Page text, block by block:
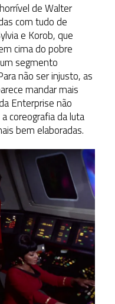
de Walter
com tudo de
e Korob, que
cima do pobre
segmento
não ser injusto, as
mandar mais
Enterprise não
coreografia da luta
bem elaboradas.